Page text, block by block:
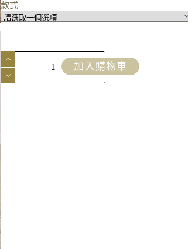
款式
加入購物車